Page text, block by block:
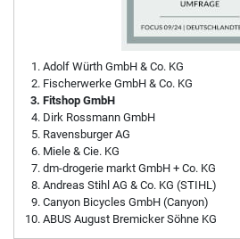
Adolf Würth GmbH & Co. KG
Fischerwerke GmbH & Co. KG
Fitshop GmbH
Dirk Rossmann GmbH
Ravensburger AG
Miele & Cie. KG
dm-drogerie markt GmbH + Co. KG
Andreas Stihl AG & Co. KG (STIHL)
Canyon Bicycles GmbH (Canyon)
ABUS August Bremicker Söhne KG